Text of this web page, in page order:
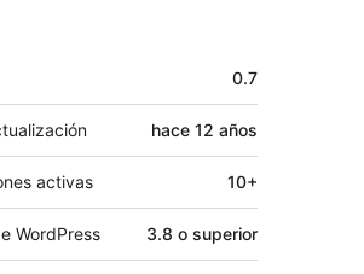
0.7
hace 12 años
activas 10+
WordPress 3.8 o superior